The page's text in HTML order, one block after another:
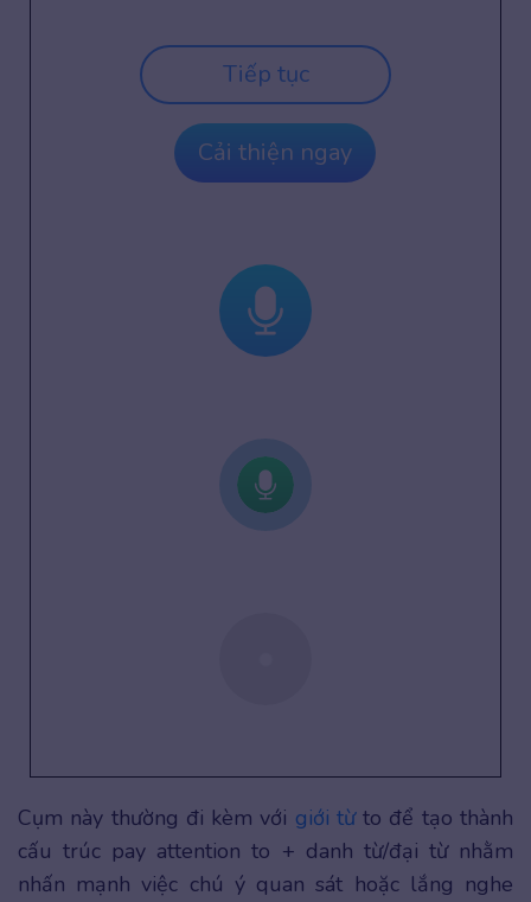
Tiếp tục
Cải thiện ngay
Cụm này thường đi kèm với giới từto để tạo thành
cấu trúc pay attention to + danh từ/đại từ nhằm
nhấn mạnh việc chú ý quan sát hoặc lắng nghe